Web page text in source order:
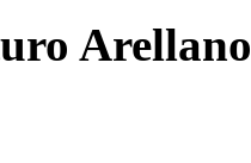
Arellano